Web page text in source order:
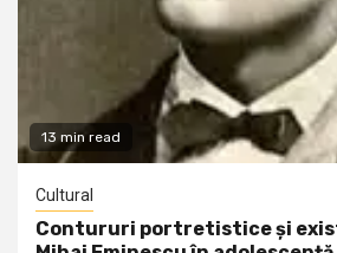
13 min read
Cultural
Contururi portretistice și